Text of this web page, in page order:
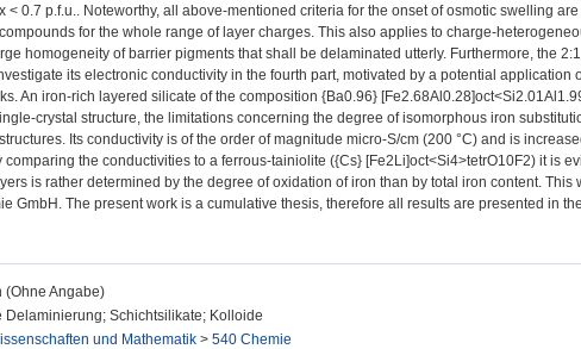
< 0.7 p.f.u.. Noteworthy, all above-mentioned criteria for the onset of osmotic swelling
for the whole range of layer charges. This also applies to charge-
homogeneity of barrier pigments that shall be delaminated utterly. Furthermore, the
its electronic conductivity in the fourth part, motivated by a potential application
An iron-rich layered silicate of the composition {Ba0.96}
crystal structure, the limitations concerning the degree of isomorphous iron
Its conductivity is of the order of magnitude micro-S/cm (200 °C) and is
the conductivities to a ferrous-tainiolite ({Cs} [Fe2Li]oct<Si4>tetrO10F2) it is
is rather determined by the degree of oxidation of iron than by total iron content. This
GmbH. The present work is a cumulative thesis, therefore all results are presented in
(Ohne Angabe)
Delaminierung; Schichtsilikate; Kolloide
und Mathematik > 540 Chemie